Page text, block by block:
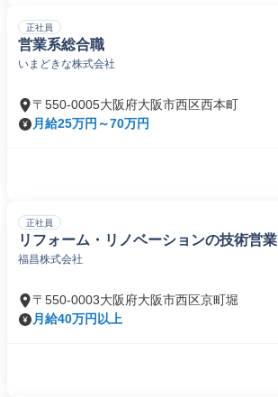
正社員
営業系総合職
いまどきな株式会社
〒550-0005大阪府大阪市西区西本町
月給25万円～70万円
正社員
リフォーム・リノベーションの技術営業
福昌株式会社
〒550-0003大阪府大阪市西区京町堀
月給40万円以上